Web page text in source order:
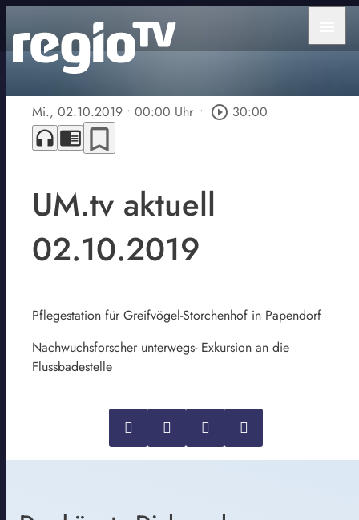
Mi., 02.10.2019 • 00:00 Uhr • play_circle_outline 30:00
headphones chrome_reader_mode bookmark_border
UM.tv aktuell
02.10.2019
Pflegestation für Greifvögel-Storchenhof in Papendorf
Nachwuchsforscher unterwegs- Exkursion an die
Flussbadestelle